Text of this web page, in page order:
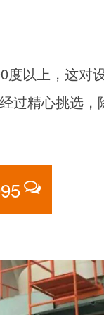
以上，这对
过精心挑选，